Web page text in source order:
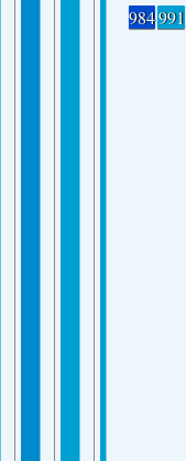
984991